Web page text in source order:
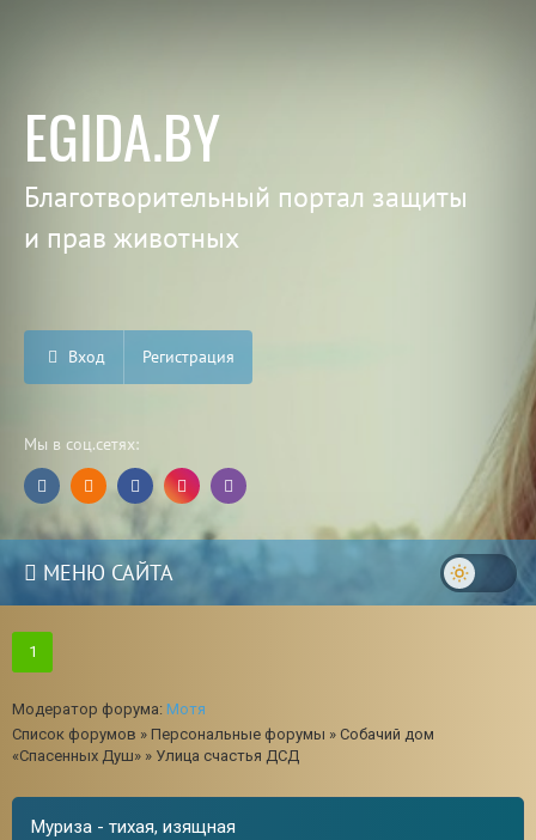
EGIDA.BY
Благотворительный портал защиты
и прав животных
Вход Регистрация
Мы в соц.сетях:
МЕНЮ САЙТА
1
Модератор форума: Мотя
Список форумов » Персональные форумы » Собачий дом
«Спасенных Душ» » Улица счастья ДСД
Муриза - тихая, изящная